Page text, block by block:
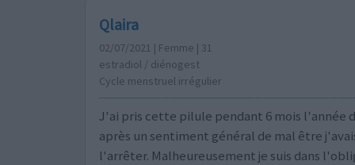
Qlaira
02/07/2021 | Femme | 31
estradiol / diénogest
Cycle menstruel irrégulier
J'ai pris cette pilule pendant 6 mois l'année
après un sentiment général de mal être
l'arrêter. Malheureusement je suis dans